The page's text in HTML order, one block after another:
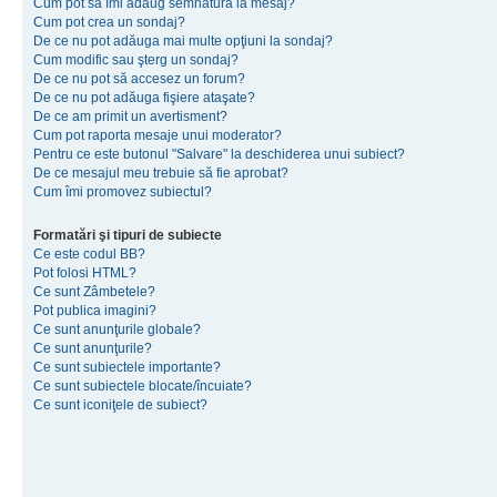
Cum pot să îmi adaug semnătură la mesaj?
Cum pot crea un sondaj?
De ce nu pot adăuga mai multe opţiuni la sondaj?
Cum modific sau şterg un sondaj?
De ce nu pot să accesez un forum?
De ce nu pot adăuga fişiere ataşate?
De ce am primit un avertisment?
Cum pot raporta mesaje unui moderator?
Pentru ce este butonul "Salvare" la deschiderea unui subiect?
De ce mesajul meu trebuie să fie aprobat?
Cum îmi promovez subiectul?
Formatări şi tipuri de subiecte
Ce este codul BB?
Pot folosi HTML?
Ce sunt Zâmbetele?
Pot publica imagini?
Ce sunt anunţurile globale?
Ce sunt anunţurile?
Ce sunt subiectele importante?
Ce sunt subiectele blocate/încuiate?
Ce sunt iconiţele de subiect?